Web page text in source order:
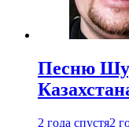
Песню
2 года спустя2